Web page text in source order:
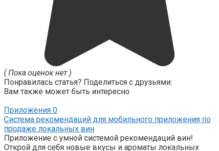
( Пока оценок нет )
Понравилась статья? Поделиться с друзьями:
Вам также может быть интересно
Приложения 0
Система рекомендаций для мобильного приложения по
продаже локальных вин
Приложение с умной системой рекомендаций вин!
Открой для себя новые вкусы и ароматы локальных